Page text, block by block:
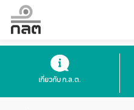
เกี่ยวกับ ก.ล.ต.